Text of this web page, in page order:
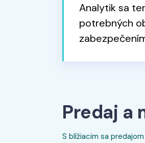
Analytik sa
potrebných
Predaj a
S blížiacim sa